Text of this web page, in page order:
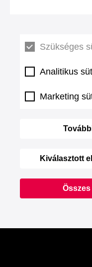
Szükséges
Analitikus
Marketing
Kiválasztott